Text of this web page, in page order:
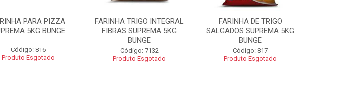
PARA PIZZA
5KG BUNGE
Código: 816
Produto Esgotado
FARINHA TRIGO INTEGRAL
FIBRAS SUPREMA 5KG
BUNGE
Código: 7132
Produto Esgotado
FARINHA DE TRIGO
SALGADOS SUPREMA 5KG
BUNGE
Código: 817
Produto Esgotado